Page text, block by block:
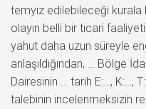
temyiz edilebileceği kurala
olayın belli bir ticari
yahut daha uzun süreyle
anlaşıldığından, … Bölge
Dairesinin … tarih E:…, K:…,
talebinin incelenmeksizin